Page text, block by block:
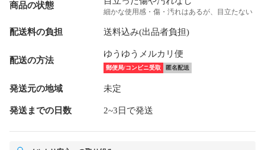
商品の状態
細かな使用感・傷・汚れはあるが、目立たない
配送料の負担 送料込み(出品者負担)
配送の方法
ゆうゆうメルカリ便
郵便局/コンビニ受取 匿名配送
発送元の地域 未定
発送までの日数 2~3日で発送